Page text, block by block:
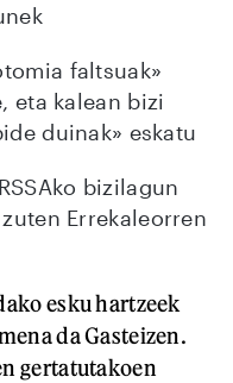
faltsuak»
eta kalean bizi
duinak» eskatu
bizilagun
Errekaleorren
esku hartzeek
da Gasteizen.
gertatutakoen